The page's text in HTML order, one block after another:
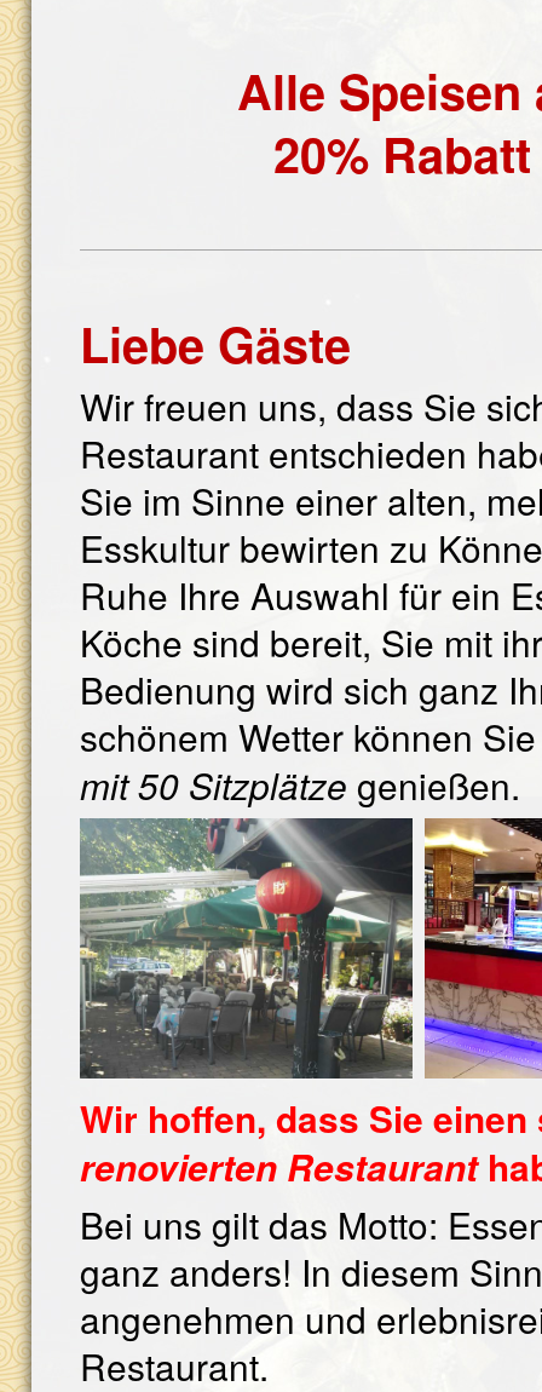
Alle Speisen
20%
Liebe Gäste
Wir freuen uns, dass Sie
Restaurant entschieden
Sie im Sinne einer alten,
Esskultur bewirten zu
Ruhe Ihre Auswahl für ein
Köche sind bereit, Sie mit
Bedienung wird sich ganz
schönem Wetter können
mit 50 Sitzplätze genießen.
Wir hoffen, dass Sie
renovierten Restaurant
Bei uns gilt das Motto:
ganz anders! In diesem
angenehmen und
Restaurant.